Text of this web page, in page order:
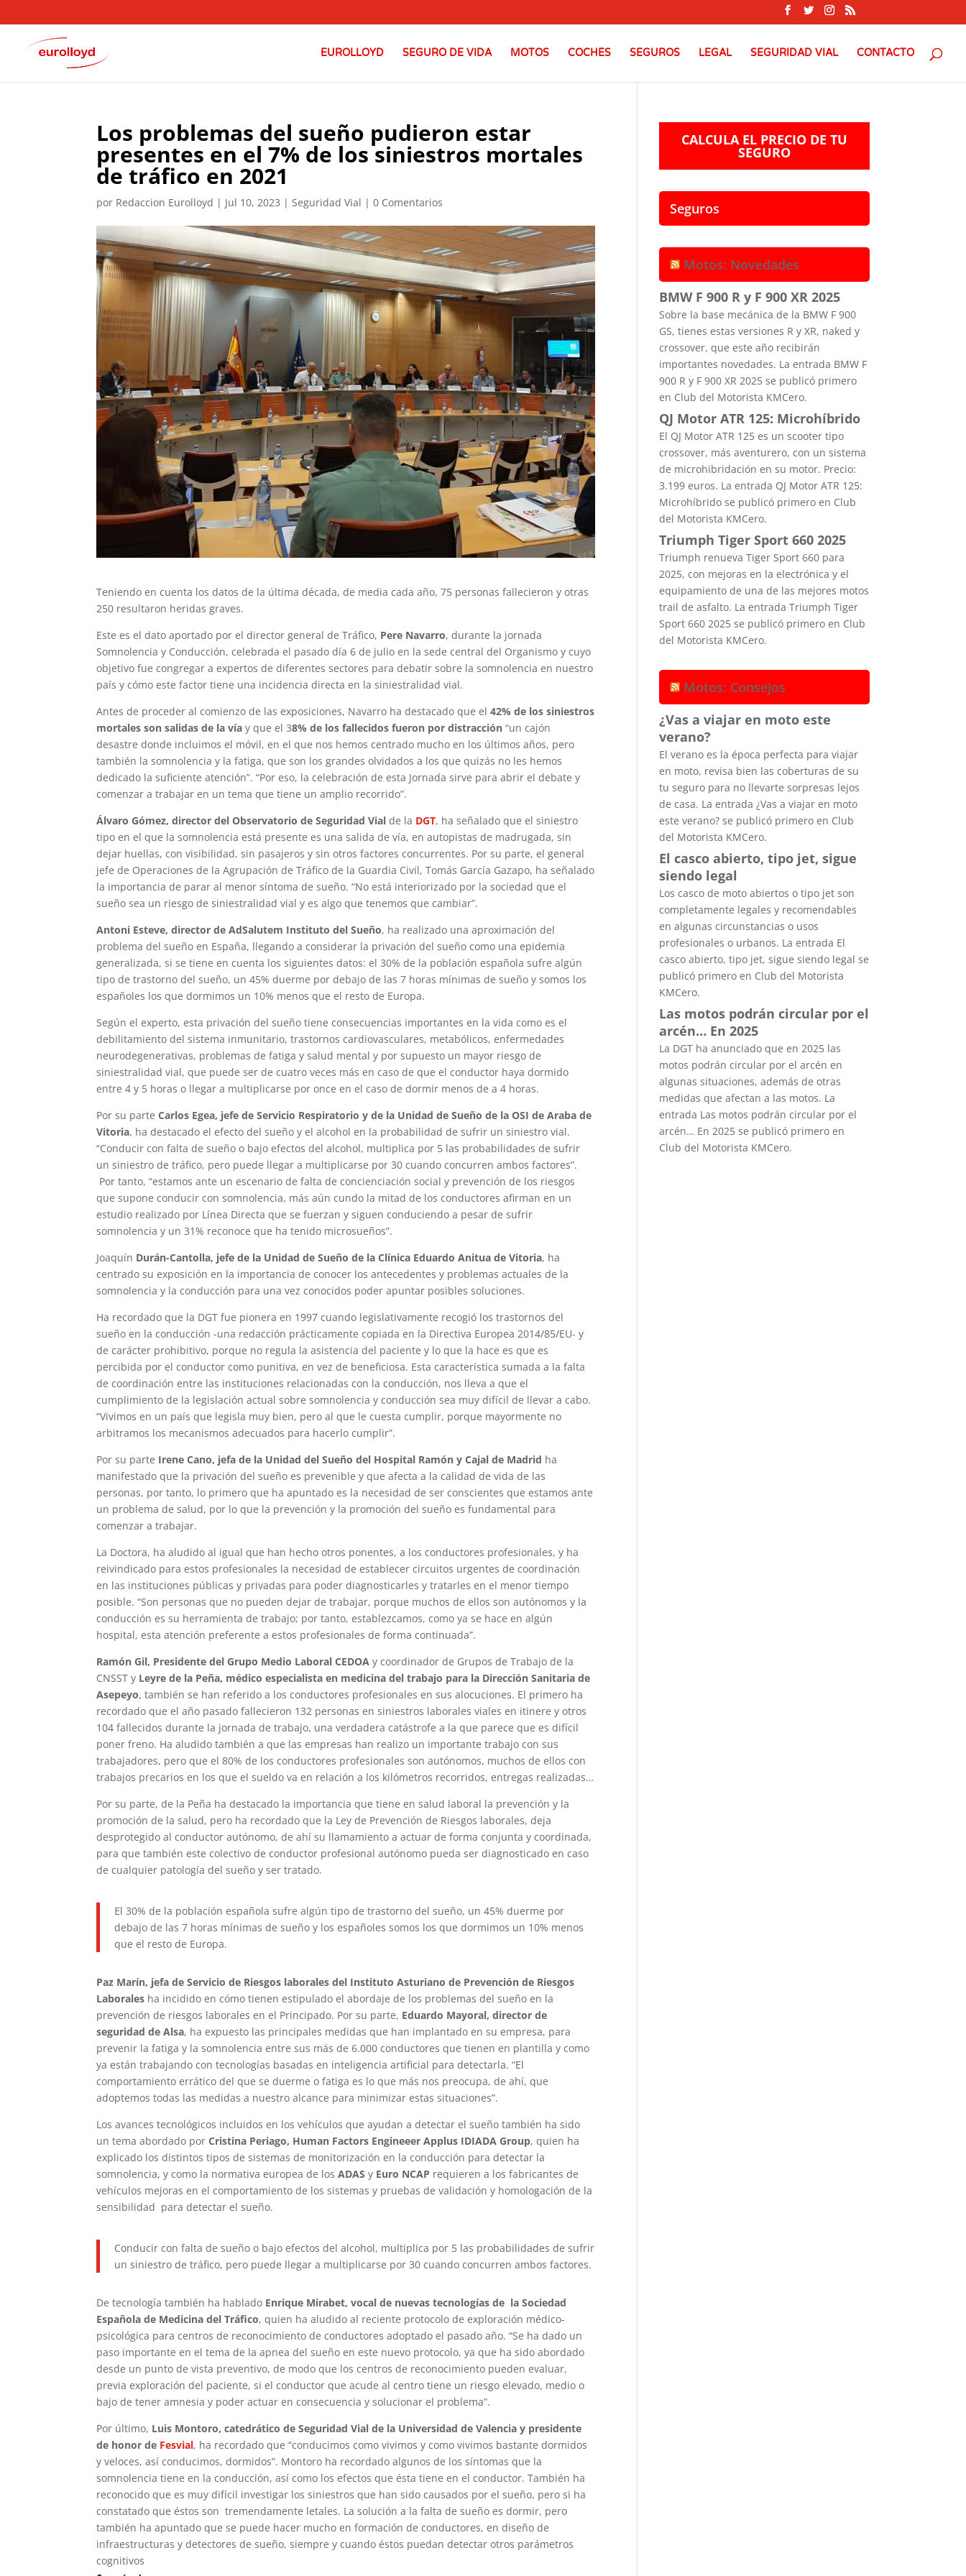
EUROLLOYD SEGURO DE VIDA MOTOS COCHES SEGUROS LEGAL SEGURIDAD VIAL CONTACTO
Los problemas del sueño pudieron estar
presentes en el 7% de los siniestros mortales
de tráfico en 2021
por Redaccion Eurolloyd | Jul 10, 2023 |Seguridad Vial |0 Comentarios
Teniendo en cuenta los datos de la última década, de media cada año, 75 personas fallecieron y otras
250 resultaron heridas graves.
Este es el dato aportado por el director general de Tráfico, Pere Navarro, durante la jornada
Somnolencia y Conducción, celebrada el pasado día 6 de julio en la sede central del Organismo y cuyo
objetivo fue congregar a expertos de diferentes sectores para debatir sobre la somnolencia en nuestro
país y cómo este factor tiene una incidencia directa en la siniestralidad vial.
Antes de proceder al comienzo de las exposiciones, Navarro ha destacado que el42% de los siniestros
mortales son salidas de la vía y que el 38% de los fallecidos fueron por distracción “un cajón
desastre donde incluimos el móvil, en el que nos hemos centrado mucho en los últimos años, pero
también la somnolencia y la fatiga, que son los grandes olvidados a los que quizás no les hemos
dedicado la suficiente atención”. “Por eso, la celebración de esta Jornada sirve para abrir el debate y
comenzar a trabajar en un tema que tiene un amplio recorrido”.
Álvaro Gómez, director del Observatorio de Seguridad Vial de la DGT, ha señalado que el siniestro
tipo en el que la somnolencia está presente es una salida de vía, en autopistas de madrugada, sin
dejar huellas, con visibilidad, sin pasajeros y sin otros factores concurrentes. Por su parte, el general
jefe de Operaciones de la Agrupación de Tráfico de la Guardia Civil, Tomás García Gazapo, ha señalado
la importancia de parar al menor síntoma de sueño. “No está interiorizado por la sociedad que el
sueño sea un riesgo de siniestralidad vial y es algo que tenemos que cambiar”.
Antoni Esteve, director de AdSalutem Instituto del Sueño, ha realizado una aproximación del
problema del sueño en España, llegando a considerar la privación del sueño como una epidemia
generalizada, si se tiene en cuenta los siguientes datos: el 30% de la población española sufre algún
tipo de trastorno del sueño, un 45% duerme por debajo de las 7 horas mínimas de sueño y somos los
españoles los que dormimos un 10% menos que el resto de Europa.
Según el experto, esta privación del sueño tiene consecuencias importantes en la vida como es el
debilitamiento del sistema inmunitario, trastornos cardiovasculares, metabólicos, enfermedades
neurodegenerativas, problemas de fatiga y salud mental y por supuesto un mayor riesgo de
siniestralidad vial, que puede ser de cuatro veces más en caso de que el conductor haya dormido
entre 4 y 5 horas o llegar a multiplicarse por once en el caso de dormir menos de a 4 horas.
Por su parteCarlos Egea, jefe de Servicio Respiratorio y de la Unidad de Sueño de la OSI de Araba de
Vitoria, ha destacado el efecto del sueño y el alcohol en la probabilidad de sufrir un siniestro vial.
“Conducir con falta de sueño o bajo efectos del alcohol, multiplica por 5 las probabilidades de sufrir
un siniestro de tráfico, pero puede llegar a multiplicarse por 30 cuando concurren ambos factores”.
Por tanto, “estamos ante un escenario de falta de concienciación social y prevención de los riesgos
que supone conducir con somnolencia, más aún cundo la mitad de los conductores afirman en un
estudio realizado por Línea Directa que se fuerzan y siguen conduciendo a pesar de sufrir
somnolencia y un 31% reconoce que ha tenido microsueños”.
Joaquín Durán-Cantolla, jefe de la Unidad de Sueño de la Clínica Eduardo Anitua de Vitoria, ha
centrado su exposición en la importancia de conocer los antecedentes y problemas actuales de la
somnolencia y la conducción para una vez conocidos poder apuntar posibles soluciones.
Ha recordado que la DGT fue pionera en 1997 cuando legislativamente recogió los trastornos del
sueño en la conducción -una redacción prácticamente copiada en la Directiva Europea 2014/85/EU- y
de carácter prohibitivo, porque no regula la asistencia del paciente y lo que la hace es que es
percibida por el conductor como punitiva, en vez de beneficiosa. Esta característica sumada a la falta
de coordinación entre las instituciones relacionadas con la conducción, nos lleva a que el
cumplimiento de la legislación actual sobre somnolencia y conducción sea muy difícil de llevar a cabo.
“Vivimos en un país que legisla muy bien, pero al que le cuesta cumplir, porque mayormente no
arbitramos los mecanismos adecuados para hacerlo cumplir”.
Por su parte Irene Cano, jefa de la Unidad del Sueño del Hospital Ramón y Cajal de Madrid ha
manifestado que la privación del sueño es prevenible y que afecta a la calidad de vida de las
personas, por tanto, lo primero que ha apuntado es la necesidad de ser conscientes que estamos ante
un problema de salud, por lo que la prevención y la promoción del sueño es fundamental para
comenzar a trabajar.
La Doctora, ha aludido al igual que han hecho otros ponentes, a los conductores profesionales, y ha
reivindicado para estos profesionales la necesidad de establecer circuitos urgentes de coordinación
en las instituciones públicas y privadas para poder diagnosticarles y tratarles en el menor tiempo
posible. “Son personas que no pueden dejar de trabajar, porque muchos de ellos son autónomos y la
conducción es su herramienta de trabajo; por tanto, establezcamos, como ya se hace en algún
hospital, esta atención preferente a estos profesionales de forma continuada”.
Ramón Gil, Presidente del Grupo Medio Laboral CEDOA y coordinador de Grupos de Trabajo de la
CNSST y Leyre de la Peña, médico especialista en medicina del trabajo para la Dirección Sanitaria de
Asepeyo, también se han referido a los conductores profesionales en sus alocuciones. El primero ha
recordado que el año pasado fallecieron 132 personas en siniestros laborales viales en itinere y otros
104 fallecidos durante la jornada de trabajo, una verdadera catástrofe a la que parece que es difícil
poner freno. Ha aludido también a que las empresas han realizo un importante trabajo con sus
trabajadores, pero que el 80% de los conductores profesionales son autónomos, muchos de ellos con
trabajos precarios en los que el sueldo va en relación a los kilómetros recorridos, entregas realizadas…
Por su parte, de la Peña ha destacado la importancia que tiene en salud laboral la prevención y la
promoción de la salud, pero ha recordado que la Ley de Prevención de Riesgos laborales, deja
desprotegido al conductor autónomo, de ahí su llamamiento a actuar de forma conjunta y coordinada,
para que también este colectivo de conductor profesional autónomo pueda ser diagnosticado en caso
de cualquier patología del sueño y ser tratado.
El 30% de la población española sufre algún tipo de trastorno del sueño, un 45% duerme por
debajo de las 7 horas mínimas de sueño y los españoles somos los que dormimos un 10% menos
que el resto de Europa.
Paz Marín, jefa de Servicio de Riesgos laborales del Instituto Asturiano de Prevención de Riesgos
Laborales ha incidido en cómo tienen estipulado el abordaje de los problemas del sueño en la
prevención de riesgos laborales en el Principado. Por su parte, Eduardo Mayoral, director de
seguridad de Alsa, ha expuesto las principales medidas que han implantado en su empresa, para
prevenir la fatiga y la somnolencia entre sus más de 6.000 conductores que tienen en plantilla y como
ya están trabajando con tecnologías basadas en inteligencia artificial para detectarla. “El
comportamiento errático del que se duerme o fatiga es lo que más nos preocupa, de ahí, que
adoptemos todas las medidas a nuestro alcance para minimizar estas situaciones”.
Los avances tecnológicos incluidos en los vehículos que ayudan a detectar el sueño también ha sido
un tema abordado porCristina Periago, Human Factors Engineeer Applus IDIADA Group, quien ha
explicado los distintos tipos de sistemas de monitorización en la conducción para detectar la
somnolencia, y como la normativa europea de losADAS y Euro NCAP requieren a los fabricantes de
vehículos mejoras en el comportamiento de los sistemas y pruebas de validación y homologación de la
sensibilidad para detectar el sueño.
Conducir con falta de sueño o bajo efectos del alcohol, multiplica por 5 las probabilidades de sufrir
un siniestro de tráfico, pero puede llegar a multiplicarse por 30 cuando concurren ambos factores.
De tecnología también ha hablado Enrique Mirabet, vocal de nuevas tecnologías de la Sociedad
Española de Medicina del Tráfico, quien ha aludido al reciente protocolo de exploración médico-
psicológica para centros de reconocimiento de conductores adoptado el pasado año. “Se ha dado un
paso importante en el tema de la apnea del sueño en este nuevo protocolo, ya que ha sido abordado
desde un punto de vista preventivo, de modo que los centros de reconocimiento pueden evaluar,
previa exploración del paciente, si el conductor que acude al centro tiene un riesgo elevado, medio o
bajo de tener amnesia y poder actuar en consecuencia y solucionar el problema”.
Por último, Luis Montoro, catedrático de Seguridad Vial de la Universidad de Valencia y presidente
de honor de Fesvial, ha recordado que “conducimos como vivimos y como vivimos bastante dormidos
y veloces, así conducimos, dormidos”. Montoro ha recordado algunos de los síntomas que la
somnolencia tiene en la conducción, así como los efectos que ésta tiene en el conductor. También ha
reconocido que es muy difícil investigar los siniestros que han sido causados por el sueño, pero si ha
constatado que éstos son tremendamente letales. La solución a la falta de sueño es dormir, pero
también ha apuntado que se puede hacer mucho en formación de conductores, en diseño de
infraestructuras y detectores de sueño, siempre y cuando éstos puedan detectar otros parámetros
cognitivos
CALCULA EL PRECIO DE TU
SEGURO
Seguros
Motos: Novedades
BMW F 900 R y F 900 XR 2025
Sobre la base mecánica de la BMW F 900
GS, tienes estas versiones R y XR, naked y
crossover, que este año recibirán
importantes novedades. La entrada BMW F
900 R y F 900 XR 2025 se publicó primero
en Club del Motorista KMCero.
QJ Motor ATR 125: Microhíbrido
El QJ Motor ATR 125 es un scooter tipo
crossover, más aventurero, con un sistema
de microhibridación en su motor. Precio:
3.199 euros. La entrada QJ Motor ATR 125:
Microhíbrido se publicó primero en Club
del Motorista KMCero.
Triumph Tiger Sport 660 2025
Triumph renueva Tiger Sport 660 para
2025, con mejoras en la electrónica y el
equipamiento de una de las mejores motos
trail de asfalto. La entrada Triumph Tiger
Sport 660 2025 se publicó primero en Club
del Motorista KMCero.
Motos: Consejos
¿Vas a viajar en moto este
verano?
El verano es la época perfecta para viajar
en moto, revisa bien las coberturas de su
tu seguro para no llevarte sorpresas lejos
de casa. La entrada ¿Vas a viajar en moto
este verano? se publicó primero en Club
del Motorista KMCero.
El casco abierto, tipo jet, sigue
siendo legal
Los casco de moto abiertos o tipo jet son
completamente legales y recomendables
en algunas circunstancias o usos
profesionales o urbanos. La entrada El
casco abierto, tipo jet, sigue siendo legal se
publicó primero en Club del Motorista
KMCero.
Las motos podrán circular por el
arcén… En 2025
La DGT ha anunciado que en 2025 las
motos podrán circular por el arcén en
algunas situaciones, además de otras
medidas que afectan a las motos. La
entrada Las motos podrán circular por el
arcén… En 2025 se publicó primero en
Club del Motorista KMCero.